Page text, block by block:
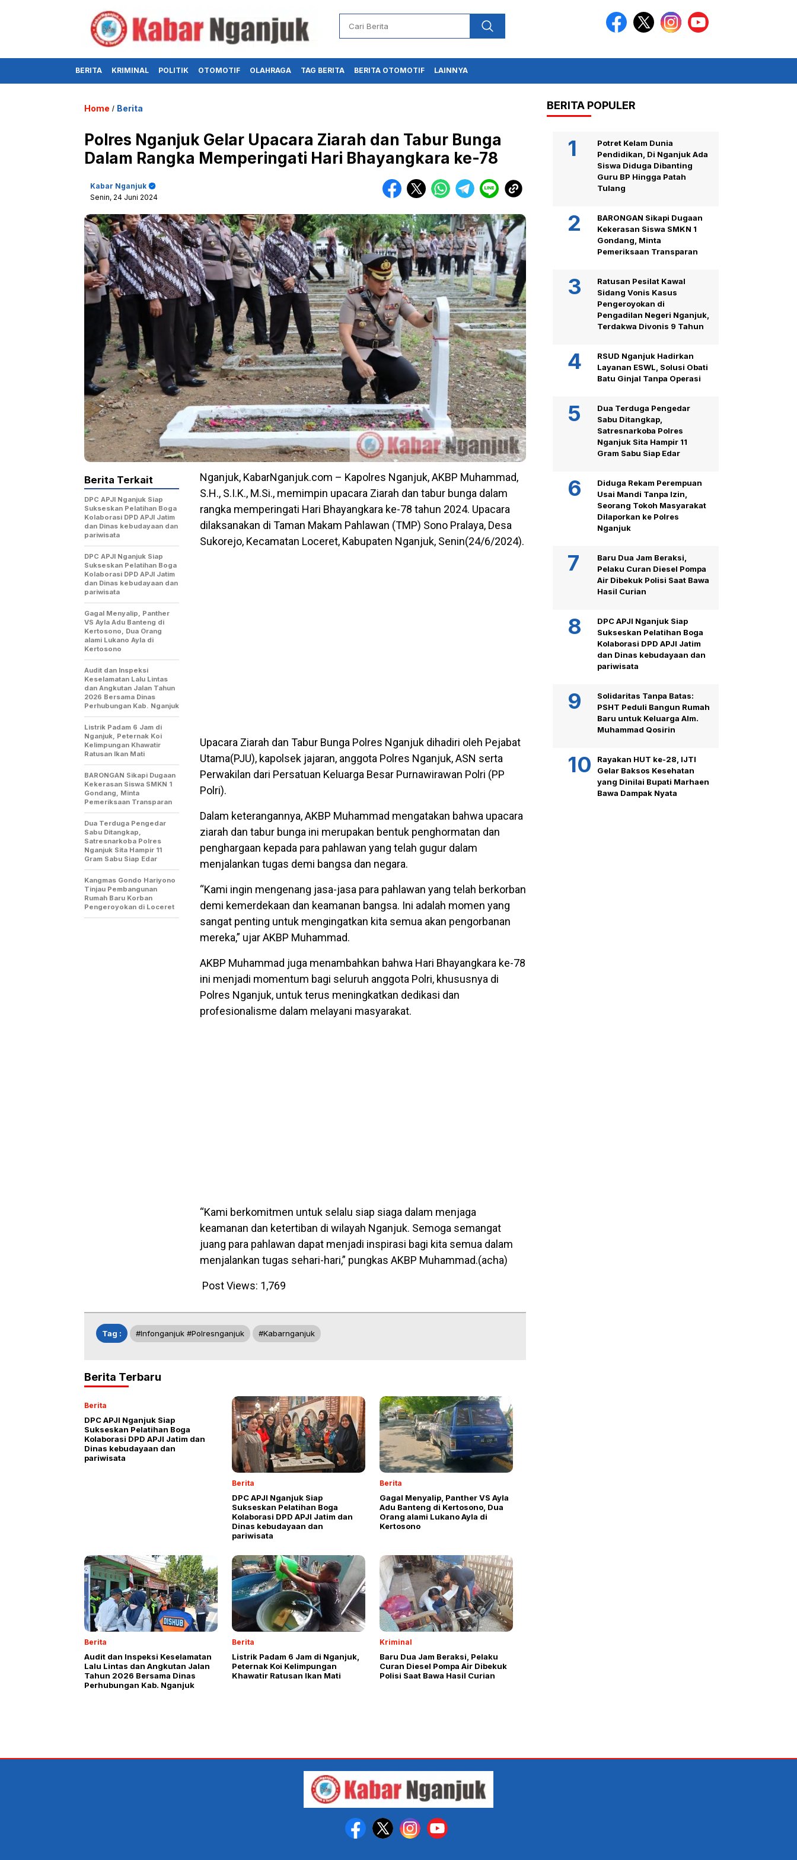
BERITA KRIMINAL POLITIK OTOMOTIF OLAHRAGA TAG BERITA BERITA OTOMOTIF LAINNYA
Home / Berita
Polres Nganjuk Gelar Upacara Ziarah dan Tabur Bunga
Dalam Rangka Memperingati Hari Bhayangkara ke-78
Kabar Nganjuk
Senin, 24 Juni 2024
Nganjuk, KabarNganjuk.com – Kapolres Nganjuk, AKBP Muhammad,
S.H., S.I.K., M.Si., memimpin upacara Ziarah dan tabur bunga dalam
rangka memperingati Hari Bhayangkara ke-78 tahun 2024. Upacara
dilaksanakan di Taman Makam Pahlawan (TMP) Sono Pralaya, Desa
Sukorejo, Kecamatan Loceret, Kabupaten Nganjuk, Senin(24/6/2024).
Upacara Ziarah dan Tabur Bunga Polres Nganjuk dihadiri oleh Pejabat
Utama(PJU), kapolsek jajaran, anggota Polres Nganjuk, ASN serta
Perwakilan dari Persatuan Keluarga Besar Purnawirawan Polri (PP
Polri).
Dalam keterangannya, AKBP Muhammad mengatakan bahwa upacara
ziarah dan tabur bunga ini merupakan bentuk penghormatan dan
penghargaan kepada para pahlawan yang telah gugur dalam
menjalankan tugas demi bangsa dan negara.
“Kami ingin mengenang jasa-jasa para pahlawan yang telah berkorban
demi kemerdekaan dan keamanan bangsa. Ini adalah momen yang
sangat penting untuk mengingatkan kita semua akan pengorbanan
mereka,” ujar AKBP Muhammad.
AKBP Muhammad juga menambahkan bahwa Hari Bhayangkara ke-78
ini menjadi momentum bagi seluruh anggota Polri, khususnya di
Polres Nganjuk, untuk terus meningkatkan dedikasi dan
profesionalisme dalam melayani masyarakat.
“Kami berkomitmen untuk selalu siap siaga dalam menjaga
keamanan dan ketertiban di wilayah Nganjuk. Semoga semangat
juang para pahlawan dapat menjadi inspirasi bagi kita semua dalam
menjalankan tugas sehari-hari,” pungkas AKBP Muhammad.(acha)
Post Views: 1,769
Berita Terkait
DPC APJI Nganjuk Siap
Sukseskan Pelatihan Boga
Kolaborasi DPD APJI Jatim
dan Dinas kebudayaan dan
pariwisata
DPC APJI Nganjuk Siap
Sukseskan Pelatihan Boga
Kolaborasi DPD APJI Jatim
dan Dinas kebudayaan dan
pariwisata
Gagal Menyalip, Panther
VS Ayla Adu Banteng di
Kertosono, Dua Orang
alami Lukano Ayla di
Kertosono
Audit dan Inspeksi
Keselamatan Lalu Lintas
dan Angkutan Jalan Tahun
2026 Bersama Dinas
Perhubungan Kab. Nganjuk
Listrik Padam 6 Jam di
Nganjuk, Peternak Koi
Kelimpungan Khawatir
Ratusan Ikan Mati
BARONGAN Sikapi Dugaan
Kekerasan Siswa SMKN 1
Gondang, Minta
Pemeriksaan Transparan
Dua Terduga Pengedar
Sabu Ditangkap,
Satresnarkoba Polres
Nganjuk Sita Hampir 11
Gram Sabu Siap Edar
Kangmas Gondo Hariyono
Tinjau Pembangunan
Rumah Baru Korban
Pengeroyokan di Loceret
Tag : #infonganjuk #polresnganjuk #kabarnganjuk
Berita Terbaru
Berita
DPC APJI Nganjuk Siap
Sukseskan Pelatihan Boga
Kolaborasi DPD APJI Jatim dan
Dinas kebudayaan dan
pariwisata
Berita
DPC APJI Nganjuk Siap
Sukseskan Pelatihan Boga
Kolaborasi DPD APJI Jatim dan
Dinas kebudayaan dan
pariwisata
Berita
Gagal Menyalip, Panther VS Ayla
Adu Banteng di Kertosono, Dua
Orang alami Lukano Ayla di
Kertosono
Berita
Audit dan Inspeksi Keselamatan
Lalu Lintas dan Angkutan Jalan
Tahun 2026 Bersama Dinas
Perhubungan Kab. Nganjuk
Berita
Listrik Padam 6 Jam di Nganjuk,
Peternak Koi Kelimpungan
Khawatir Ratusan Ikan Mati
Kriminal
Baru Dua Jam Beraksi, Pelaku
Curan Diesel Pompa Air Dibekuk
Polisi Saat Bawa Hasil Curian
BERITA POPULER
Potret Kelam Dunia
Pendidikan, Di Nganjuk Ada
Siswa Diduga Dibanting
Guru BP Hingga Patah
Tulang
BARONGAN Sikapi Dugaan
Kekerasan Siswa SMKN 1
Gondang, Minta
Pemeriksaan Transparan
Ratusan Pesilat Kawal
Sidang Vonis Kasus
Pengeroyokan di
Pengadilan Negeri Nganjuk,
Terdakwa Divonis 9 Tahun
RSUD Nganjuk Hadirkan
Layanan ESWL, Solusi Obati
Batu Ginjal Tanpa Operasi
Dua Terduga Pengedar
Sabu Ditangkap,
Satresnarkoba Polres
Nganjuk Sita Hampir 11
Gram Sabu Siap Edar
Diduga Rekam Perempuan
Usai Mandi Tanpa Izin,
Seorang Tokoh Masyarakat
Dilaporkan ke Polres
Nganjuk
Baru Dua Jam Beraksi,
Pelaku Curan Diesel Pompa
Air Dibekuk Polisi Saat Bawa
Hasil Curian
DPC APJI Nganjuk Siap
Sukseskan Pelatihan Boga
Kolaborasi DPD APJI Jatim
dan Dinas kebudayaan dan
pariwisata
Solidaritas Tanpa Batas:
PSHT Peduli Bangun Rumah
Baru untuk Keluarga Alm.
Muhammad Qosirin
Rayakan HUT ke-28, IJTI
Gelar Baksos Kesehatan
yang Dinilai Bupati Marhaen
Bawa Dampak Nyata